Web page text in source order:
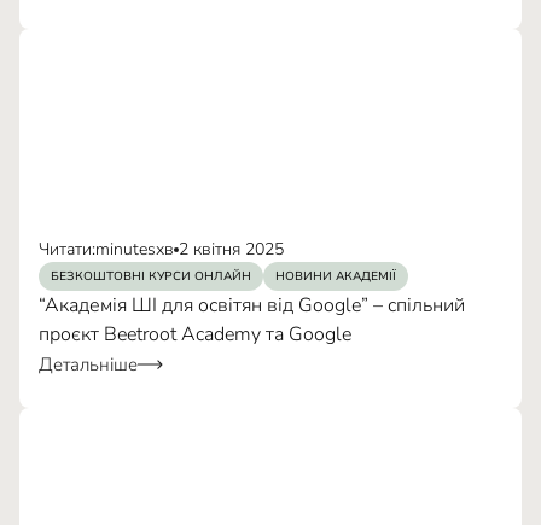
«пункти незламності»
підвищитирезультативність
покращити
навчальний процес,
Вік та освіта:
Читати:minutesхв 2 квітня 2025
БЕЗКОШТОВНІ КУРСИ ОНЛАЙН НОВИНИ АКАДЕМІЇ
“Академія ШІ для освітян від Google” – спільний
проєкт Beetroot Academy та Google
Детальніше